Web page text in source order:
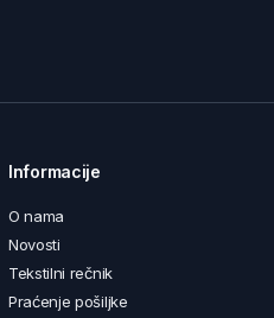
Informacije
O nama
Novosti
Tekstilni rečnik
Praćenje pošiljke